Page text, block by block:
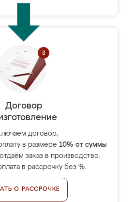
Договор
договор,
в размере 10% от суммы
заказ в производство.
в рассрочку без %.
О РАССРОЧКЕ